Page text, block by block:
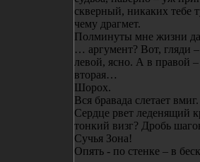
скверный, никаких тебе
чему драгмет.
Полминуты мне жизни
… аргумент? Вот, гляди
левой, ясно. А в правой
вторая…
Шорох.
Вся бравада слетает
Сердце рвет леденящий
тонкий визг? Дробь
Сучья Зона!
Опять - по стенке – в